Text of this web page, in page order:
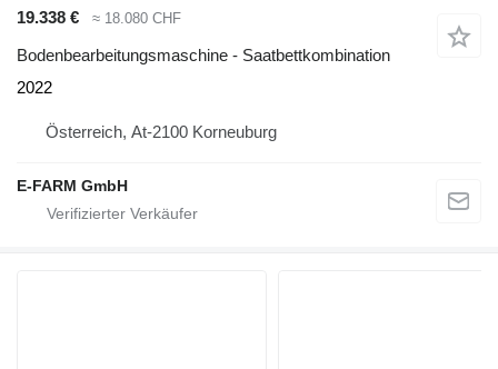
19.338 €
≈ 18.080 CHF
Bodenbearbeitungsmaschine - Saatbettkombination
2022
Österreich, At-2100 Korneuburg
E-FARM GmbH